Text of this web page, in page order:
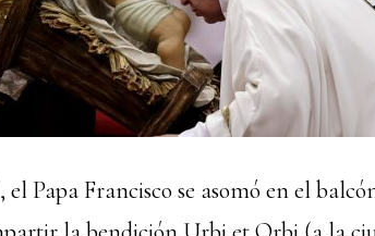
el Papa Francisco se asomó en el